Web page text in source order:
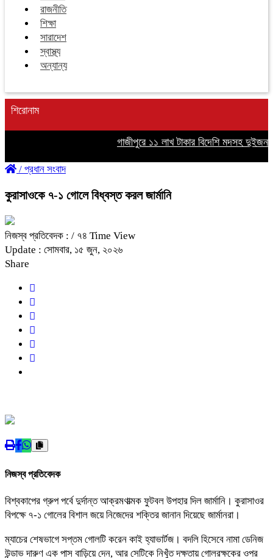
রাজনীতি
শিক্ষা
সারাদেশ
স্বাস্থ্য
অন্যান্য
শিরোনাম
গাজীপুরে ১১ লাখ টাকার বিদেশি মদসহ দুইজন
/ প্রধান সংবাদ
কুরাসাওকে ৭-১ গোলে বিধ্বস্ত করল জার্মানি
নিজস্ব প্রতিবেদক : / ৭৪ Time View
Update : সোমবার, ১৫ জুন, ২০২৬
Share
নিজস্ব প্রতিবেদক
বিশ্বকাপের গ্রুপ পর্বে দুর্দান্ত আক্রমণাত্মক ফুটবল উপহার দিল জার্মানি। কুরাসাওর
বিপক্ষে ৭-১ গোলের বিশাল জয়ে নিজেদের শক্তির জানান দিয়েছে জার্মানরা।
ম্যাচের শেষভাগে সপ্তম গোলটি করেন কাই হ্যাভার্টজ। বদলি হিসেবে নামা ডেনিজ
উন্ডাভ দারুণ এক পাস বাড়িয়ে দেন, আর সেটিকে নিখুঁত দক্ষতায় গোলরক্ষকের ওপর